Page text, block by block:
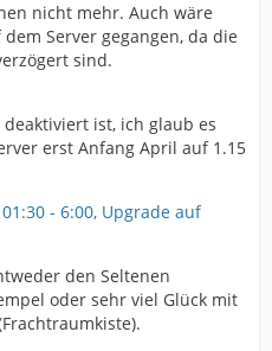
nicht mehr. Auch wäre
Server gegangen, da die
sind.
ist, ich glaub es
erst Anfang April auf 1.15
01:30 - 6:00, Upgrade auf
den Seltenen
oder sehr viel Glück mit